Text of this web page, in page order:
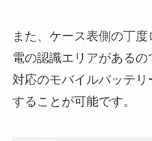
また、ケース表側の丁
電の認識エリアがある
対応のモバイルバッテ
することが可能です。